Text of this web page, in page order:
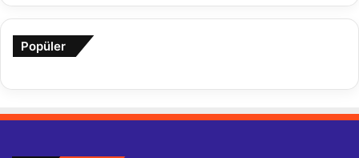
Popüler